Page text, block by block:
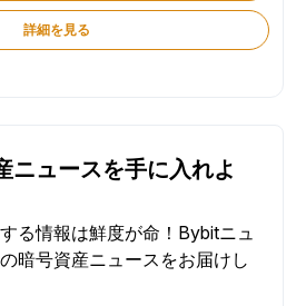
詳細を見る
ニュースを手に入れよ
る情報は鮮度が命！Bybitニュ
暗号資産ニュースをお届けし